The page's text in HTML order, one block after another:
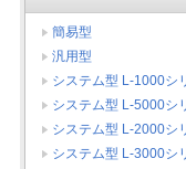
簡易型
汎用型
システム型 L-1000シ
システム型 L-5000シ
システム型 L-2000シ
システム型 L-3000シ